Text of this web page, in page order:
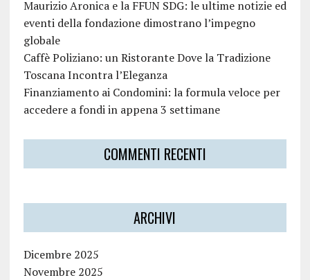
Maurizio Aronica e la FFUN SDG: le ultime notizie ed
eventi della fondazione dimostrano l’impegno
globale
Caffè Poliziano: un Ristorante Dove la Tradizione
Toscana Incontra l’Eleganza
Finanziamento ai Condomini: la formula veloce per
accedere a fondi in appena 3 settimane
COMMENTI RECENTI
ARCHIVI
Dicembre 2025
Novembre 2025